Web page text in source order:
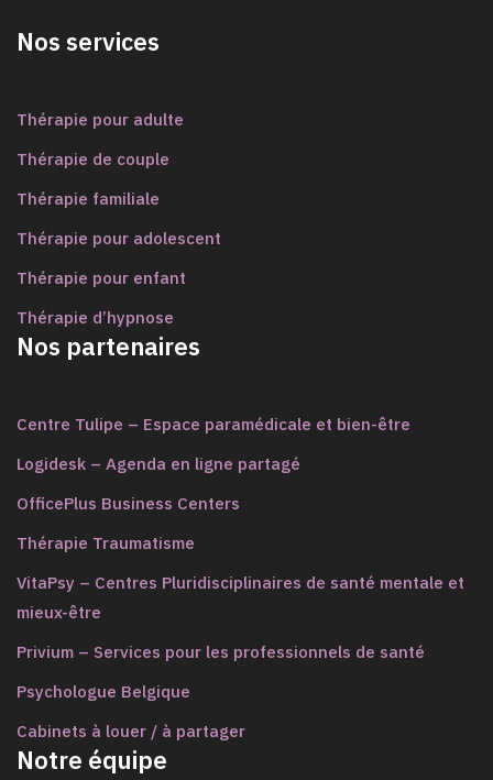
Nos services
Thérapie pour adulte
Thérapie de couple
Thérapie familiale
Thérapie pour adolescent
Thérapie pour enfant
Thérapie d’hypnose
Nos partenaires
Centre Tulipe – Espace paramédicale et bien-être
Logidesk – Agenda en ligne partagé
OfficePlus Business Centers
Thérapie Traumatisme
VitaPsy – Centres Pluridisciplinaires de santé mentale et
mieux-être
Privium – Services pour les professionnels de santé
Psychologue Belgique
Cabinets à louer / à partager
Notre équipe